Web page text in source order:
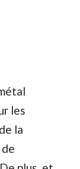
les
la